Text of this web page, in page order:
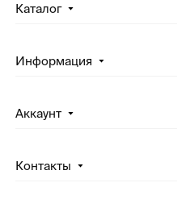
Каталог
Информация
Аккаунт
Контакты